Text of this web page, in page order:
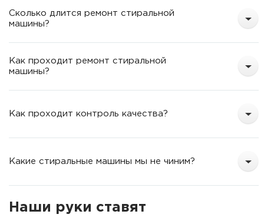
Сколько длится ремонт стиральной
машины?
Как проходит ремонт стиральной
машины?
Как проходит контроль качества?
Какие стиральные машины мы не чиним?
Наши руки ставят